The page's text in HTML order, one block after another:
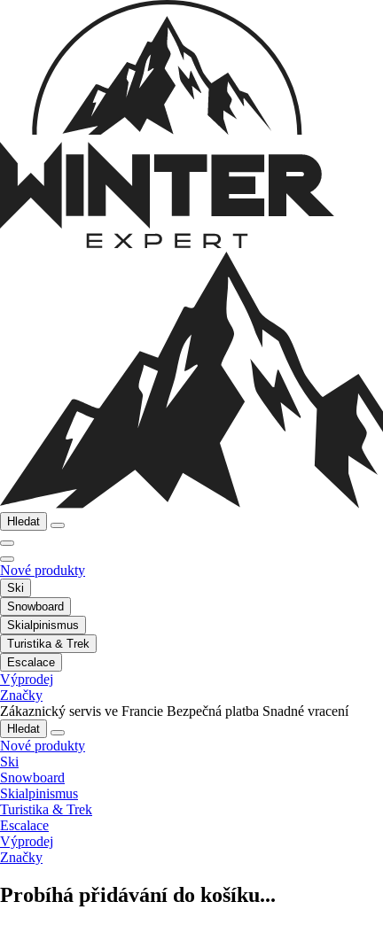
Hledat
Nové produkty
Ski
Snowboard
Skialpinismus
Turistika & Trek
Escalace
Výprodej
Značky
Zákaznický servis ve Francie Bezpečná platba Snadné vracení
Hledat
Nové produkty
Ski
Snowboard
Skialpinismus
Turistika & Trek
Escalace
Výprodej
Značky
Probíhá přidávání do košíku...